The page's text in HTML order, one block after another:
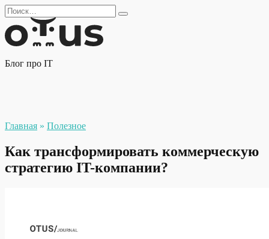
Перейти
к
содержанию
Search
for:
Блог про IT
Главная » Полезное
Как трансформировать коммерческую
стратегию IT-компании?